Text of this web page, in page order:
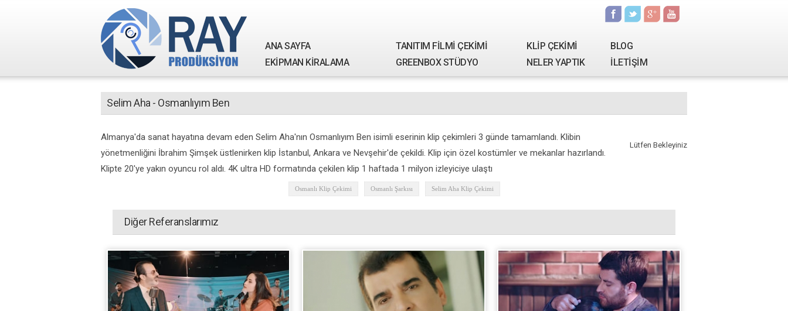
ANA SAYFA TANITIM FİLMİ ÇEKİMİ KLİP ÇEKİMİ
BLOG
EKİPMAN KİRALAMA
GREENBOX STÜDYO NELER YAPTIK İLETİŞİM
Selim Aha - Osmanlıyım Ben
Lütfen Bekleyiniz
Almanya'da sanat hayatına devam eden Selim Aha'nın Osmanlıyım Ben isimli eserinin klip çekimleri 3 günde tamamlandı. Klibin
yönetmenliğini İbrahim Şimşek üstlenirken klip İstanbul, Ankara ve Nevşehir'de çekildi. Klip için özel kostümler ve mekanlar hazırlandı.
Klipte 20'ye yakın oyuncu rol aldı. 4K ultra HD formatında çekilen klip 1 haftada 1 milyon izleyiciye ulaştı
Osmanlı Klip Çekimi Osmanlı Şarkısı Selim Aha Klip Çekimi
Diğer Referanslarımız